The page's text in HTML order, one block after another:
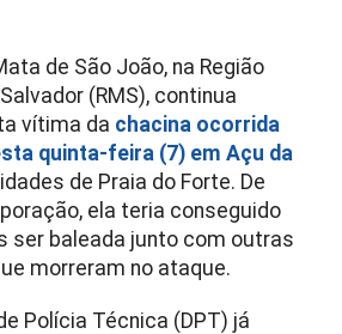
de São João, na Região
(RMS), continua
vítima da chacina ocorrida
quinta-feira (7) em Açu da
de Praia do Forte. De
ela teria conseguido
ser baleada junto com outras
morreram no ataque.
Polícia Técnica (DPT) já